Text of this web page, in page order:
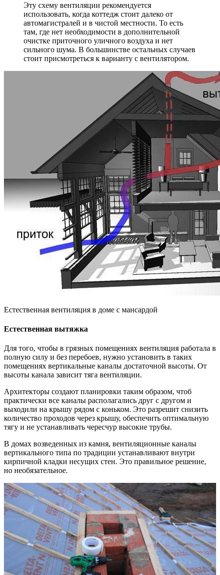
Эту схему вентиляции рекомендуется
использовать, когда коттедж стоит далеко от
автомагистралей и в чистой местности. То есть
там, где нет необходимости в дополнительной
очистке приточного уличного воздуха и нет
сильного шума. В большинстве остальных случаев
стоит присмотреться к варианту с вентилятором.
Естественная вентиляция в доме с мансардой
Естественная вытяжка
Для того, чтобы в грязных помещениях вентиляция работала в
полную силу и без перебоев, нужно установить в таких
помещениях вертикальные каналы достаточной высоты. От
высоты канала зависит тяга вентиляции.
Архитекторы создают планировки таким образом, чтоб
практически все каналы располагались друг с другом и
выходили на крышу рядом с коньком. Это разрешит снизить
количество проходов через крышу, обеспечить оптимальную
тягу и не устанавливать чересчур высокие трубы.
В домах возведенных из камня, вентиляционные каналы
вертикального типа по традиции устанавливают внутри
кирпичной кладки несущих стен. Это правильное решение,
но необязательное.